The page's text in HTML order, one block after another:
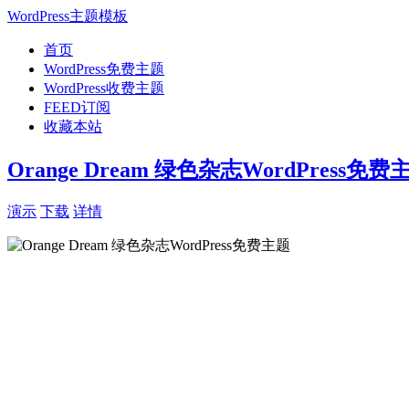
WordPress主题模板
首页
WordPress免费主题
WordPress收费主题
FEED订阅
收藏本站
Orange Dream 绿色杂志WordPress免费
演示 下载 详情